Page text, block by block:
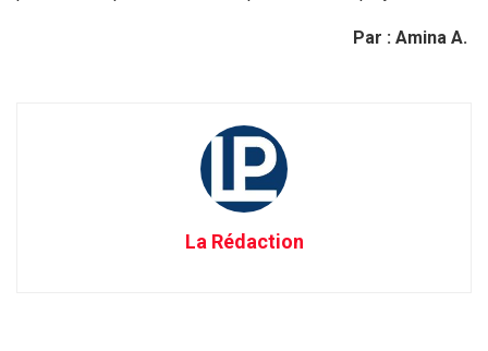
Par : Amina A.
La Rédaction